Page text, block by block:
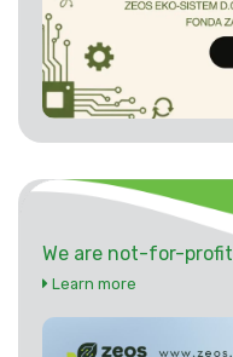
We are not-for-profit
Learn more